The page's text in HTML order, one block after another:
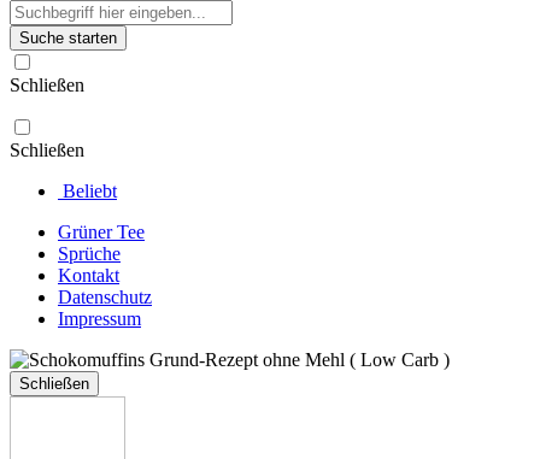
Suche starten
Schließen
Schließen
Beliebt
Grüner Tee
Sprüche
Kontakt
Datenschutz
Impressum
Schließen